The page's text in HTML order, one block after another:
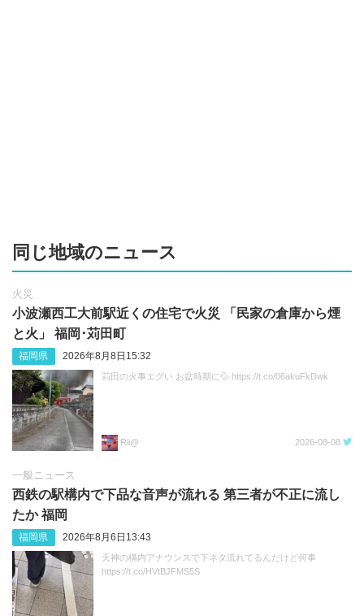
同じ地域のニュース
火災
小波瀬西工大前駅近くの住宅で火災 「民家の倉庫から煙
と火」 福岡･苅田町
福岡県 2026年8月8日15:32
苅田の火事エグい お盆時期に💦 https://t.co/06akuFkDwk
Rii@ 2026-08-08
一般ニュース
西鉄の駅構内で下品な音声が流れる 第三者が不正に流し
たか 福岡
福岡県 2026年8月6日13:43
天神の構内アナウンスで下ネタ流れてるんだけど何事
https://t.co/HVtBJFMS5S